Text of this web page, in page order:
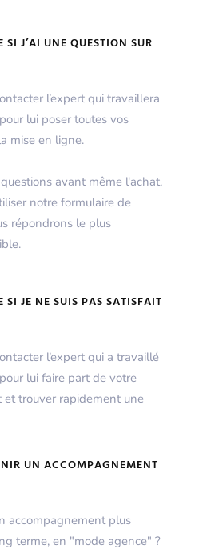
J’AI UNE QUESTION SUR
l’expert qui travaillera
lui poser toutes vos
mise en ligne.
avant même l'achat,
notre formulaire de
répondrons le plus
JE NE SUIS PAS SATISFAIT
l’expert qui a travaillé
lui faire part de votre
trouver rapidement une
UN ACCOMPAGNEMENT
accompagnement plus
terme, en "mode agence" ?